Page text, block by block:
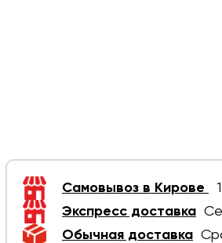
Самовывоз в Кирове
Экспресс доставка
Обычная доставка